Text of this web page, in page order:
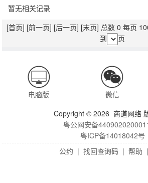
暂无相关记录
[首页] [前一页] [后一页] [末页] 总数 0 每页
到
页
电脑版 微信
Copyright © 2026 商道网络
粤公网安备
粤ICP备14018042号
公约 | 找回查询码 | 帮助 |